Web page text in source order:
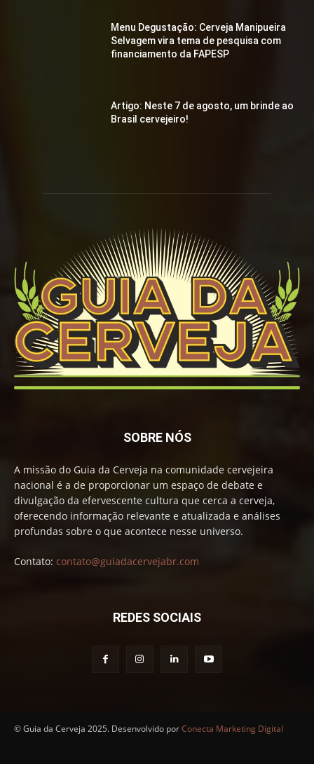
Menu Degustação: Cerveja Manipueira
Selvagem vira tema de pesquisa com
financiamento da FAPESP
Artigo: Neste 7 de agosto, um brinde ao
Brasil cervejeiro!
SOBRE NÓS
A missão do Guia da Cerveja na comunidade cervejeira
nacional é a de proporcionar um espaço de debate e
divulgação da efervescente cultura que cerca a cerveja,
oferecendo informação relevante e atualizada e análises
profundas sobre o que acontece nesse universo.
Contato: contato@guiadacervejabr.com
REDES SOCIAIS
© Guia da Cerveja 2025. Desenvolvido porConecta Marketing Digital